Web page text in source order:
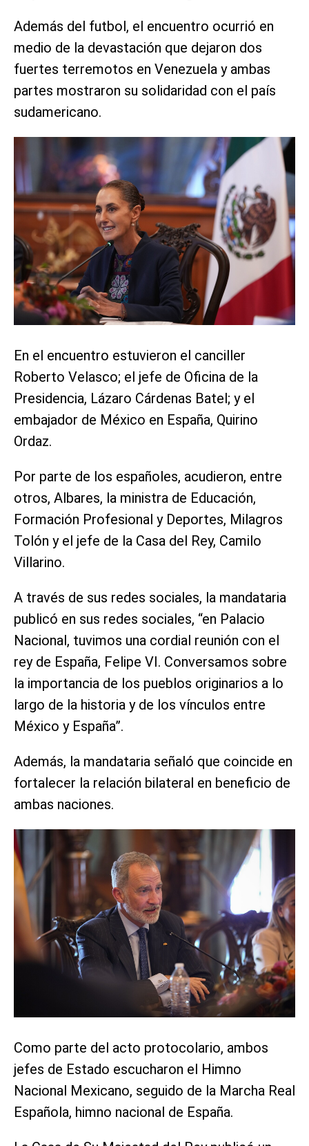
Además del futbol, el encuentro ocurrió en
medio de la devastación que dejaron dos
fuertes terremotos en Venezuela y ambas
partes mostraron su solidaridad con el país
sudamericano.
En el encuentro estuvieron el canciller
Roberto Velasco; el jefe de Oficina de la
Presidencia, Lázaro Cárdenas Batel; y el
embajador de México en España, Quirino
Ordaz.
Por parte de los españoles, acudieron, entre
otros, Albares, la ministra de Educación,
Formación Profesional y Deportes, Milagros
Tolón y el jefe de la Casa del Rey, Camilo
Villarino.
A través de sus redes sociales, la mandataria
publicó en sus redes sociales, “en Palacio
Nacional, tuvimos una cordial reunión con el
rey de España, Felipe VI. Conversamos sobre
la importancia de los pueblos originarios a lo
largo de la historia y de los vínculos entre
México y España”.
Además, la mandataria señaló que coincide en
fortalecer la relación bilateral en beneficio de
ambas naciones.
Como parte del acto protocolario, ambos
jefes de Estado escucharon el Himno
Nacional Mexicano, seguido de la Marcha Real
Española, himno nacional de España.